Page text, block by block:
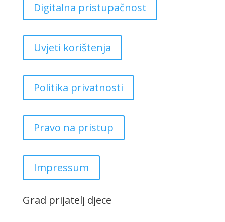
Digitalna pristupačnost
Uvjeti korištenja
Politika privatnosti
Pravo na pristup
Impressum
Grad prijatelj djece